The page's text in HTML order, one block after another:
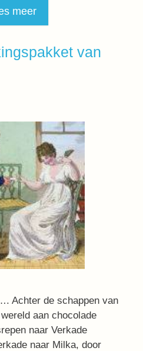
meer
van
Achter de schappen van
aan chocolade
naar Verkade
naar Milka, door